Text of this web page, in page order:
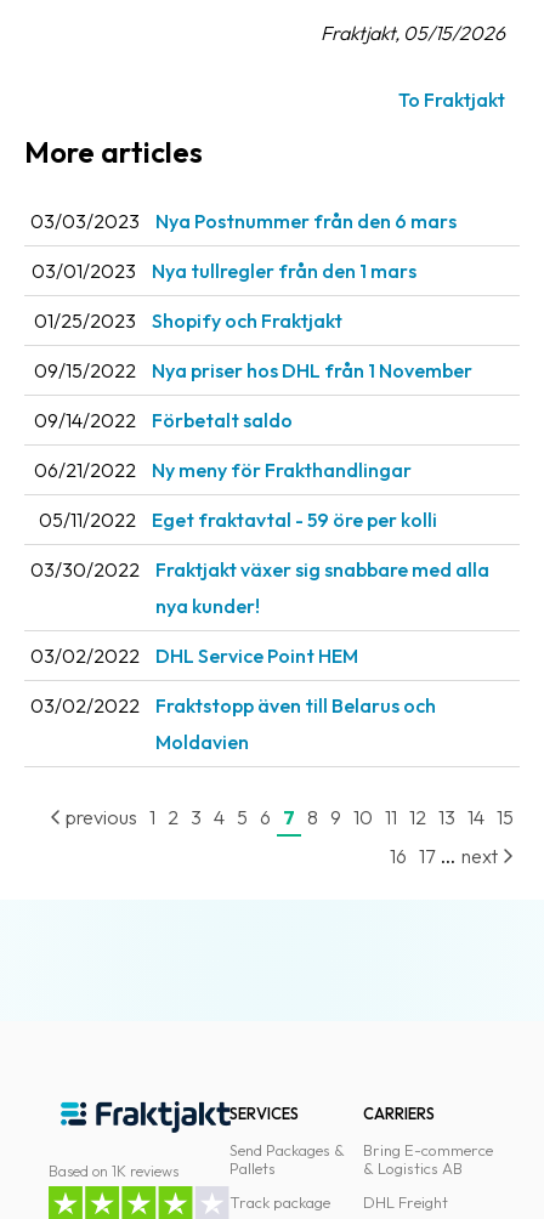
dangerous
Fraktjakt, 05/15/2026
To Fraktjakt
More articles
03/03/2023 Nya Postnummer från den 6 mars
03/01/2023 Nya tullregler från den 1 mars
01/25/2023 Shopify och Fraktjakt
09/15/2022 Nya priser hos DHL från 1 November
09/14/2022 Förbetalt saldo
06/21/2022 Ny meny för Frakthandlingar
05/11/2022 Eget fraktavtal - 59 öre per kolli
03/30/2022
Fraktjakt växer sig snabbare med alla
nya kunder!
03/02/2022 DHL Service Point HEM
03/02/2022
Fraktstopp även till Belarus och
Moldavien
previous 1 2 3 4 5 6 7 8 9 10 11 12 13 14 15
16 17 ... next
Based on 1K reviews
SERVICES
Send Packages &
Pallets
Track package
CARRIERS
Bring E-commerce
& Logistics AB
DHL Freight